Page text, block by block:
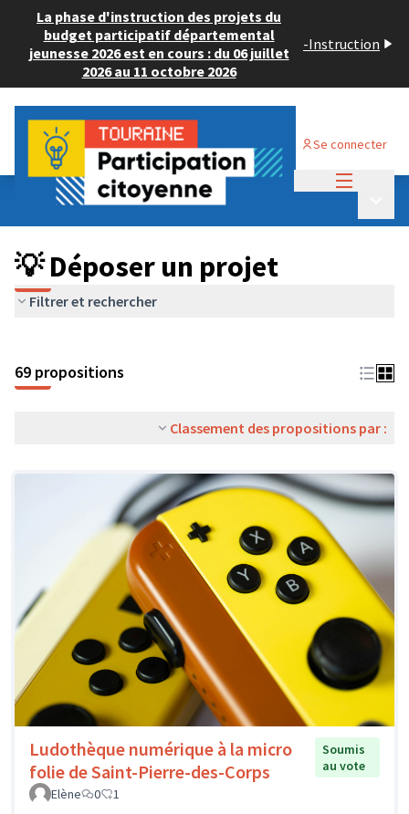
La phase d'instruction des projets du
budget participatif départemental
jeunesse 2026 est en cours : du 06 juillet
2026 au 11 octobre 2026
-Instruction
Se connecter
Budget Participatif ADULTE 2024
💡 Déposer un projet
💡 Déposer un projet
Filtrer et rechercher
69 propositions
Classement des propositions par :
Ludothèque numérique à la micro
folie de Saint-Pierre-des-Corps
Soumis
au vote
Elène
0 1